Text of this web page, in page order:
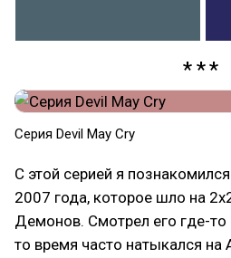
Серия Devil May Cry
С этой серией я
2007 года, которое шло на
Демонов. Смотрел его где-
то время часто натыкался на